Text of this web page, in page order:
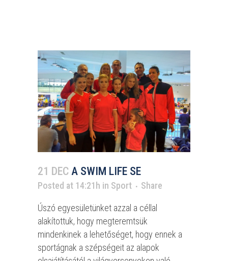
21 DEC A SWIM LIFE SE
Posted at 14:21h in Sport Share
Úszó egyesületünket azzal a céllal
alakítottuk, hogy megteremtsük
mindenkinek a lehetőséget, hogy ennek a
sportágnak a szépségeit az alapok